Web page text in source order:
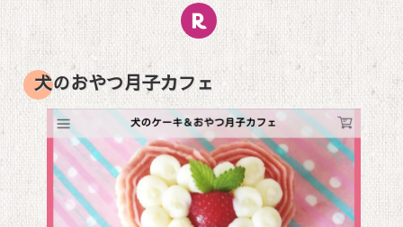
犬のおやつ月子カフェ